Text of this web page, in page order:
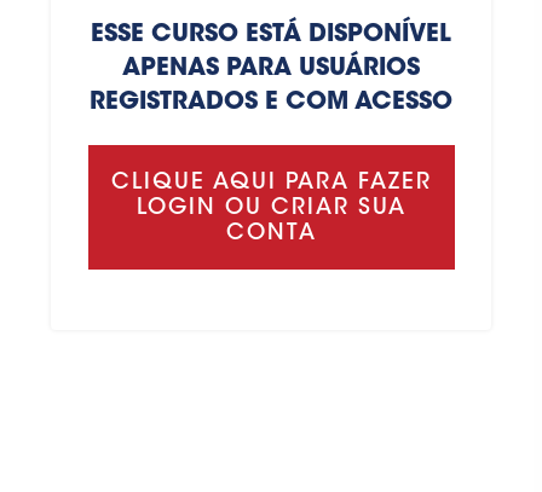
ESSE CURSO ESTÁ DISPONÍVEL
APENAS PARA USUÁRIOS
REGISTRADOS E COM ACESSO
CLIQUE AQUI PARA FAZER
LOGIN OU CRIAR SUA
CONTA